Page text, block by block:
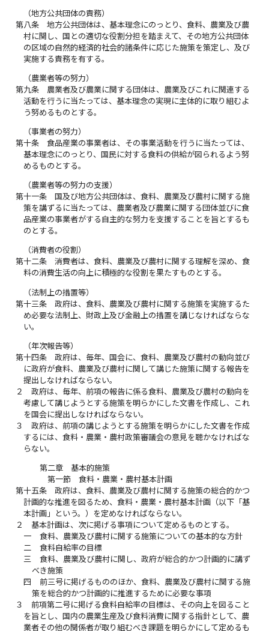
（地方公共団体の責務）
第八条
地方公共団体は、基本理念にのっとり、食料、農業及び農
村に関し、国との適切な役割分担を踏まえて、その地方公共団体
の区域の自然的経済的社会的諸条件に応じた施策を策定し、及び
実施する責務を有する。
（農業者等の努力）
第九条
農業者及び農業に関する団体は、農業及びこれに関連する
活動を行うに当たっては、基本理念の実現に主体的に取り組むよ
う努めるものとする。
（事業者の努力）
第十条
食品産業の事業者は、その事業活動を行うに当たっては、
基本理念にのっとり、国民に対する食料の供給が図られるよう努
めるものとする。
（農業者等の努力の支援）
第十一条
国及び地方公共団体は、食料、農業及び農村に関する施
策を講ずるに当たっては、農業者及び農業に関する団体並びに食
品産業の事業者がする自主的な努力を支援することを旨とするも
のとする。
（消費者の役割）
第十二条
消費者は、食料、農業及び農村に関する理解を深め、食
料の消費生活の向上に積極的な役割を果たすものとする。
（法制上の措置等）
第十三条
政府は、食料、農業及び農村に関する施策を実施するた
め必要な法制上、財政上及び金融上の措置を講じなければならな
い。
（年次報告等）
第十四条
政府は、毎年、国会に、食料、農業及び農村の動向並び
に政府が食料、農業及び農村に関して講じた施策に関する報告を
提出しなければならない。
２
政府は、毎年、前項の報告に係る食料、農業及び農村の動向を
考慮して講じようとする施策を明らかにした文書を作成し、これ
を国会に提出しなければならない。
３
政府は、前項の講じようとする施策を明らかにした文書を作成
するには、食料・農業・農村政策審議会の意見を聴かなければな
らない。
第二章 基本的施策
第一節 食料・農業・農村基本計画
第十五条
政府は、食料、農業及び農村に関する施策の総合的かつ
計画的な推進を図るため、食料・農業・農村基本計画（以下「基
本計画」という。）を定めなければならない。
２
基本計画は、次に掲げる事項について定めるものとする。
一
食料、農業及び農村に関する施策についての基本的な方針
二
食料自給率の目標
三
食料、農業及び農村に関し、政府が総合的かつ計画的に講ず
べき施策
四
前三号に掲げるもののほか、食料、農業及び農村に関する施
策を総合的かつ計画的に推進するために必要な事項
３
前項第二号に掲げる食料自給率の目標は、その向上を図ること
を旨とし、国内の農業生産及び食料消費に関する指針として、農
業者その他の関係者が取り組むべき課題を明らかにして定めるも